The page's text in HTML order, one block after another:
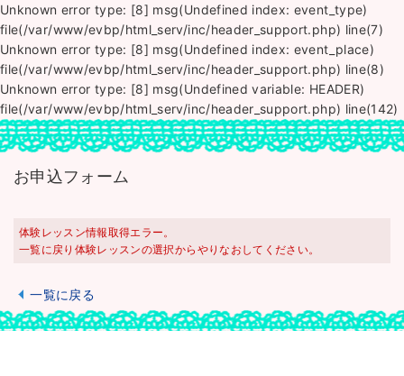
Unknown error type: [8] msg(Undefined index: event_type)
file(/var/www/evbp/html_serv/inc/header_support.php) line(7)
Unknown error type: [8] msg(Undefined index: event_place)
file(/var/www/evbp/html_serv/inc/header_support.php) line(8)
Unknown error type: [8] msg(Undefined variable: HEADER)
file(/var/www/evbp/html_serv/inc/header_support.php) line(142)
お申込フォーム
体験レッスン情報取得エラー。
一覧に戻り体験レッスンの選択からやりなおしてください。
一覧に戻る